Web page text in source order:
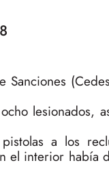
lesionados,
a los
el interior había